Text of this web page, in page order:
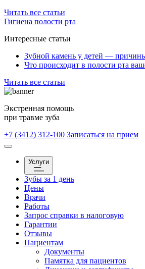
Читать все статьи
Гигиена полости рта
Интересные статьи
Зубной камень у детей —
Что происходит в полости рта
Читать все статьи
Экстренная помощь
при травме зуба
+7 (3412) 312-100 Записаться на прием
Услуги
Зубы за 1 день
Цены
Врачи
Работы
Запрос справки в налоговую
Гарантии
Отзывы
Пациентам
Документы
Памятка для пациентов